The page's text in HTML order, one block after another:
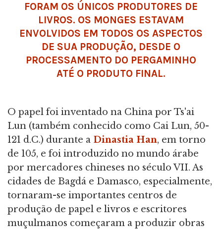
FORAM OS ÚNICOS PRODUTORES DE
LIVROS. OS MONGES ESTAVAM
ENVOLVIDOS EM TODOS OS ASPECTOS
DE SUA PRODUÇÃO, DESDE O
PROCESSAMENTO DO PERGAMINHO
ATÉ O PRODUTO FINAL.
O papel foi inventado na China por Ts'ai
Lun (também conhecido como Cai Lun, 50-
121 d.C.) durante a Dinastia Han, em torno
de 105, e foi introduzido no mundo árabe
por mercadores chineses no século VII. As
cidades de Bagdá e Damasco, especialmente,
tornaram-se importantes centros de
produção de papel e livros e escritores
muçulmanos começaram a produzir obras